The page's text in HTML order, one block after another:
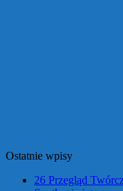
Ostatnie wpisy
26 Przegląd